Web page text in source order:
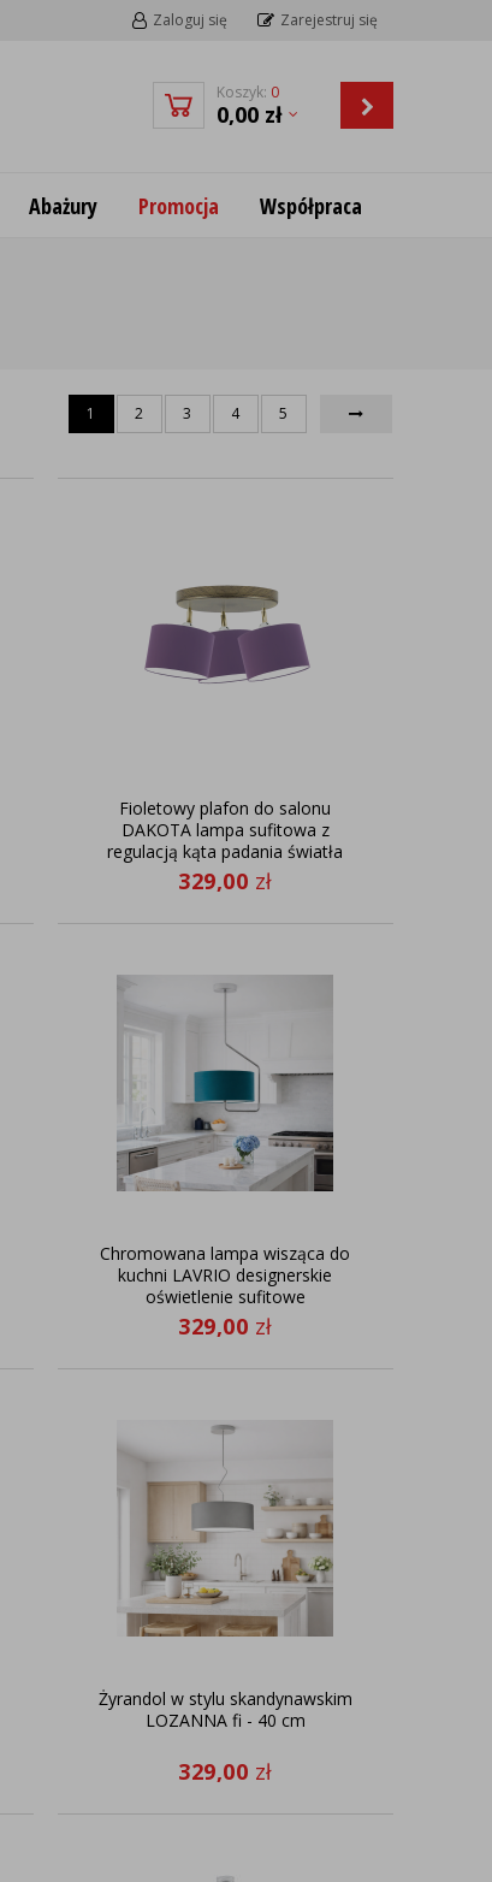
Zaloguj się Zarejestruj się
Koszyk: 0
0,00 zł
Abażury Promocja Współpraca
1 2 3 4 5
Fioletowy plafon do salonu
DAKOTA lampa sufitowa z
regulacją kąta padania światła
329,00 zł
Chromowana lampa wisząca do
kuchni LAVRIO designerskie
oświetlenie sufitowe
329,00 zł
Żyrandol w stylu skandynawskim
LOZANNA fi - 40 cm
329,00 zł